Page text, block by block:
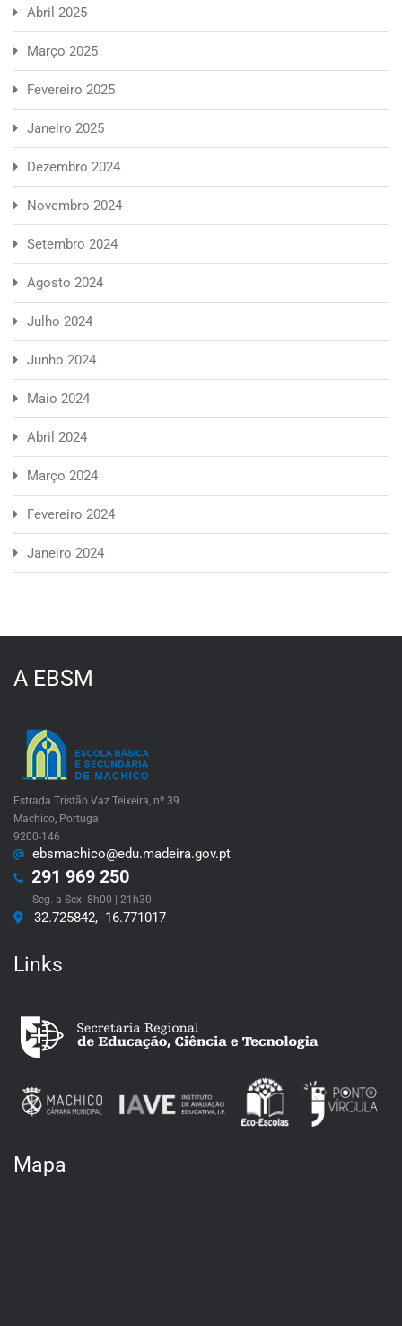
Abril 2025
Março 2025
Fevereiro 2025
Janeiro 2025
Dezembro 2024
Novembro 2024
Setembro 2024
Agosto 2024
Julho 2024
Junho 2024
Maio 2024
Abril 2024
Março 2024
Fevereiro 2024
Janeiro 2024
A EBSM
Estrada Tristão Vaz Teixeira, nº 39.
Machico, Portugal
9200-146
ebsmachico@edu.madeira.gov.pt
291 969 250
Seg. a Sex. 8h00 | 21h30
32.725842, -16.771017
Links
Mapa